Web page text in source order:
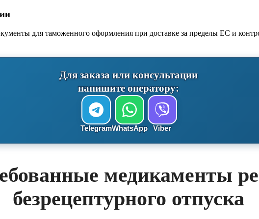
для таможенного оформления при доставке за пределы ЕС и
Для заказа или консультации
напишите оператору:
TelegramWhatsApp Viber
медикаменты
безрецептурного отпуска